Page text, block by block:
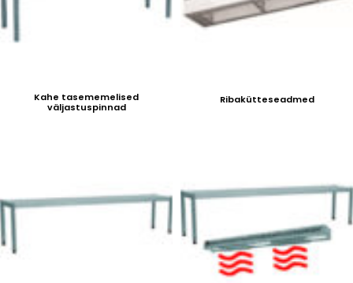
Kahe tasememelised
väljastuspinnad
Ribakütteseadmed